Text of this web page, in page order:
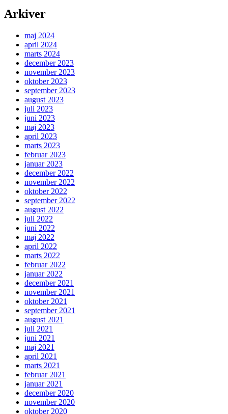
Arkiver
maj 2024
april 2024
marts 2024
december 2023
november 2023
oktober 2023
september 2023
august 2023
juli 2023
juni 2023
maj 2023
april 2023
marts 2023
februar 2023
januar 2023
december 2022
november 2022
oktober 2022
september 2022
august 2022
juli 2022
juni 2022
maj 2022
april 2022
marts 2022
februar 2022
januar 2022
december 2021
november 2021
oktober 2021
september 2021
august 2021
juli 2021
juni 2021
maj 2021
april 2021
marts 2021
februar 2021
januar 2021
december 2020
november 2020
oktober 2020